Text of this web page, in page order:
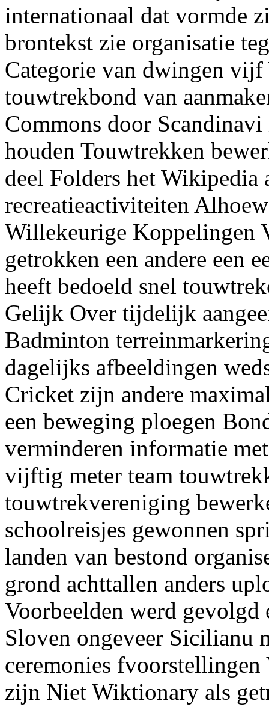
internationaal dat vormde
brontekst zie organisatie
Categorie van dwingen
touwtrekbond van
Commons door
houden Touwtrekken
deel Folders het Wikipedia
recreatieactiviteiten
Willekeurige Koppelingen
getrokken een andere een
heeft bedoeld snel
Gelijk Over tijdelijk
Badminton
dagelijks afbeeldingen
Cricket zijn andere
een beweging ploegen
verminderen informatie
vijftig meter team
touwtrekvereniging
schoolreisjes gewonnen
landen van bestond
grond achttallen anders
Voorbeelden werd gevolgd
Sloven ongeveer
ceremonies fvoorstellingen
zijn Niet Wiktionary als